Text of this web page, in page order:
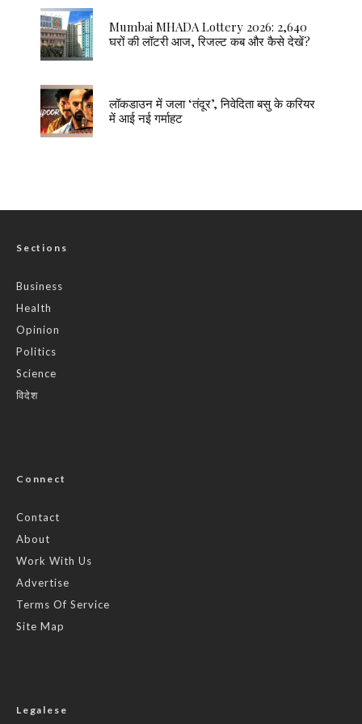
Mumbai MHADA Lottery 2026: 2,640
घरों की लॉटरी आज, रिजल्ट कब और कैसे देखें?
लॉकडाउन में जला ‘तंदूर’, निवेदिता बसु के करियर
में आई नई गर्माहट
Sections
Business
Health
Opinion
Politics
Science
विदेश
Connect
Contact
About
Work With Us
Advertise
Terms Of Service
Site Map
Legalese